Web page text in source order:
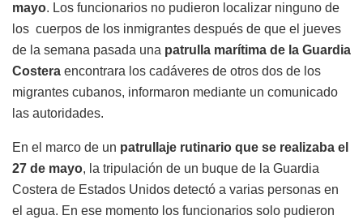
mayo. Los funcionarios no pudieron localizar ninguno de
los cuerpos de los inmigrantes después de que el jueves
de la semana pasada una patrulla marítima de la Guardia
Costera encontrara los cadáveres de otros dos de los
migrantes cubanos, informaron mediante un comunicado
las autoridades.
En el marco de un patrullaje rutinario que se realizaba el
27 de mayo, la tripulación de un buque de la Guardia
Costera de Estados Unidos detectó a varias personas en
el agua. En ese momento los funcionarios solo pudieron